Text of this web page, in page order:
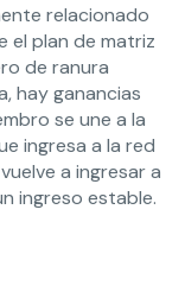
relacionado
el plan de matriz
de ranura
hay ganancias
se une a la
ingresa a la red
a ingresar a
ingreso estable.